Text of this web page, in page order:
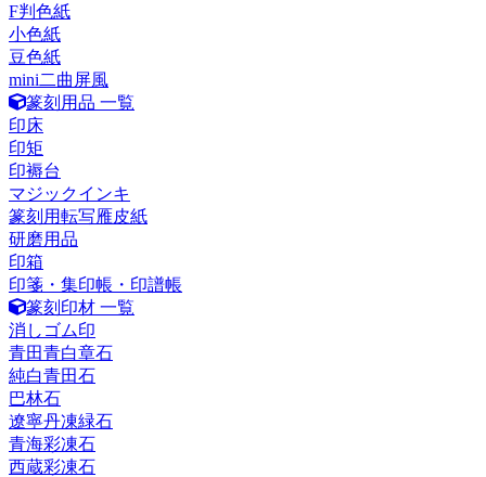
F判色紙
小色紙
豆色紙
mini二曲屏風
篆刻用品 一覧
印床
印矩
印褥台
マジックインキ
篆刻用転写雁皮紙
研磨用品
印箱
印箋・集印帳・印譜帳
篆刻印材 一覧
消しゴム印
青田青白章石
純白青田石
巴林石
遼寧丹凍緑石
青海彩凍石
西蔵彩凍石